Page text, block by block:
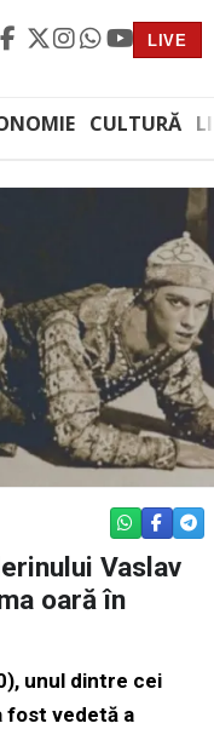
LIVE
CULTURĂ
WHATSAPP
Vaslav
oară în
unul dintre cei
fost vedetă a